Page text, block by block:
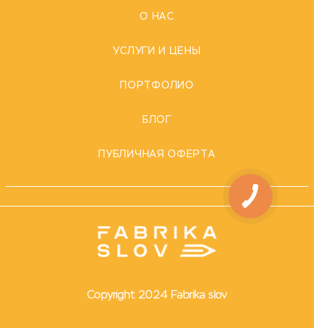
О НАС
УСЛУГИ И ЦЕНЫ
ПОРТФОЛИО
БЛОГ
ПУБЛИЧНАЯ ОФЕРТА
Copyright 2024 Fabrika slov